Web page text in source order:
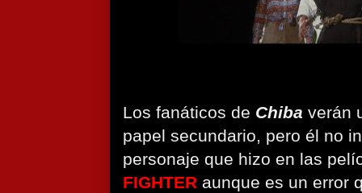
Los fanáticos de Chiba verán
papel secundario, pero él no
personaje que hizo en las
FIGHTER aunque es un error